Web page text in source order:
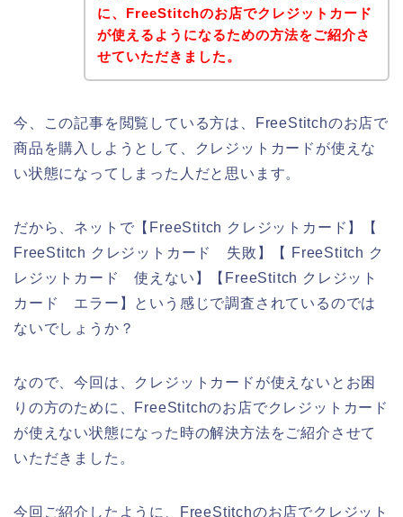
に、FreeStitchのお店でクレジットカード
が使えるようになるための方法をご紹介さ
せていただきました。
今、この記事を閲覧している方は、FreeStitchのお店で
商品を購入しようとして、クレジットカードが使えな
い状態になってしまった人だと思います。
だから、ネットで【FreeStitch クレジットカード】【
FreeStitch クレジットカード 失敗】【 FreeStitch ク
レジットカード 使えない】【FreeStitch クレジット
カード エラー】という感じで調査されているのでは
ないでしょうか？
なので、今回は、クレジットカードが使えないとお困
りの方のために、FreeStitchのお店でクレジットカード
が使えない状態になった時の解決方法をご紹介させて
いただきました。
今回ご紹介したように、FreeStitchのお店でクレジット